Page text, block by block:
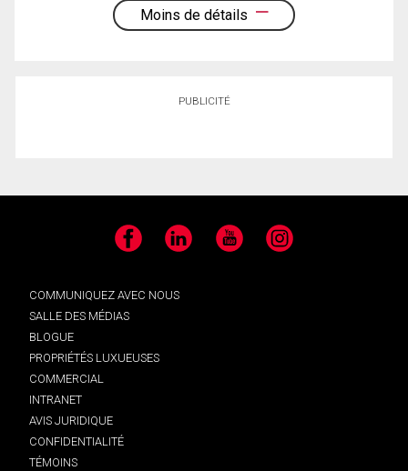
Moins de détails
PUBLICITÉ
Facebook LinkedIn YouTube Instagram
COMMUNIQUEZ AVEC NOUS
SALLE DES MÉDIAS
BLOGUE
PROPRIÉTÉS LUXUEUSES
COMMERCIAL
INTRANET
AVIS JURIDIQUE
CONFIDENTIALITÉ
TÉMOINS